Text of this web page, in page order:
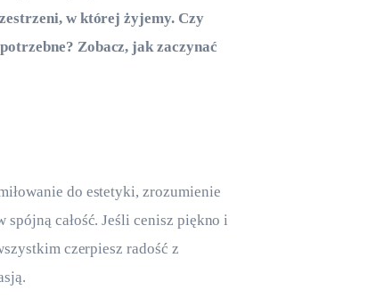
w której żyjemy. Czy
Zobacz, jak zaczynać
do estetyki, zrozumienie
całość. Jeśli cenisz piękno i
czerpiesz radość z